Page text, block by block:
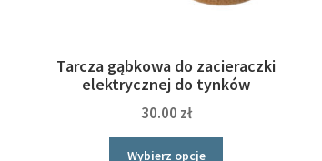
Tarcza gąbkowa do zacieraczki
elektrycznej do tynków
30.00 zł
Wybierz opcje